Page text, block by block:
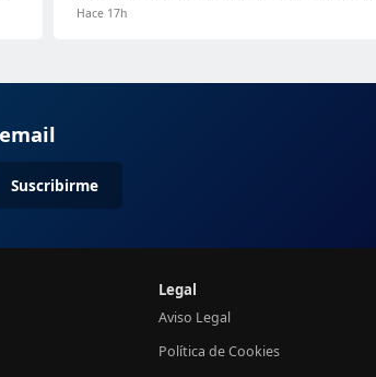
Hace 17h
Suscribirme
Legal
Aviso Legal
Política de Cookies